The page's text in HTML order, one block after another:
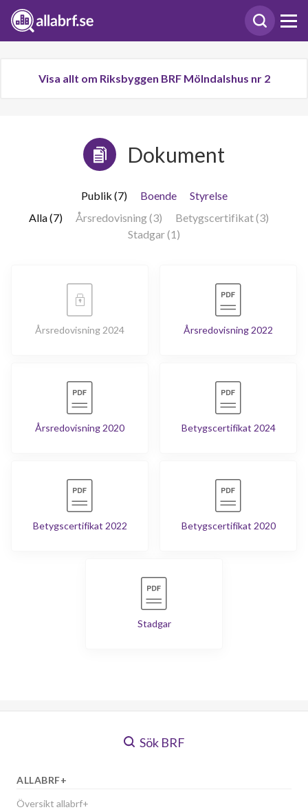
Visa allt om Riksbyggen BRF Mölndalshus nr 2
Dokument
Publik (7) Boende
Styrelse
Alla (7)
Årsredovisning (3)
Betygscertifikat (3)
Stadgar (1)
Årsredovisning 2024 Årsredovisning 2022
Årsredovisning 2020 Betygscertifikat 2024
Betygscertifikat 2022 Betygscertifikat 2020
Stadgar
Sök BRF
ALLABRF+
Översikt allabrf+